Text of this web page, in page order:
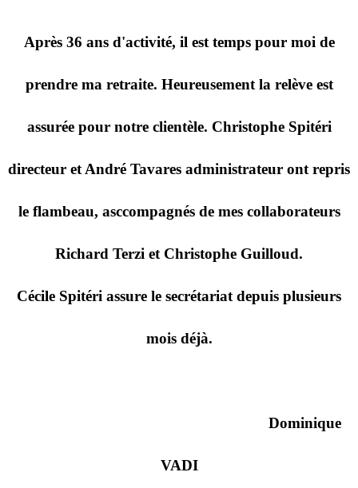
Après 36 ans d'activité, il est temps pour moi de
prendre ma retraite. Heureusement la relève est
assurée pour notre clientèle. Christophe Spitéri
directeur et André Tavares administrateur ont repris
le flambeau, asccompagnés de mes collaborateurs
Richard Terzi et Christophe Guilloud.
Cécile Spitéri assure le secrétariat depuis plusieurs
mois déjà.
Dominique
VADI